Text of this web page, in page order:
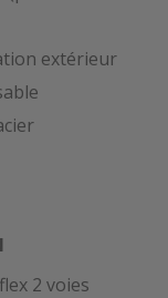
extérieur
2 voies